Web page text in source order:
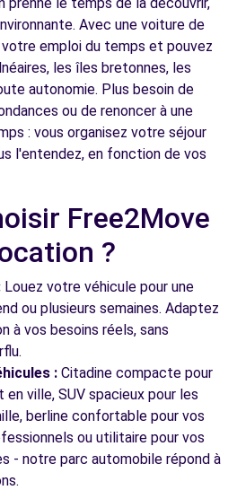
Avec une voiture de
emploi du temps et pouvez
les îles bretonnes, les
autonomie. Plus besoin de
ou de renoncer à une
: vous organisez votre séjour
l'entendez, en fonction de vos
Free2Move
?
Louez votre véhicule pour une
ou plusieurs semaines. Adaptez
à vos besoins réels, sans
: Citadine compacte pour
ville, SUV spacieux pour les
berline confortable pour vos
ou utilitaire pour vos
- notre parc automobile répond à